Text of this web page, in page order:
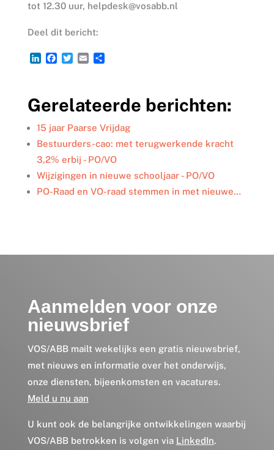
tot 12.30 uur, helpdesk@vosabb.nl
Deel dit bericht:
L
e
d
I
n
F
b
o
o
k
T
t
e
r
E
l
D
n
Gerelateerde berichten:
15 jaar Paarse Vrijdag
Bestuurders-cao: met terugwerkende kracht
3,2% erbij - PO/VO
Wijzigingen in nieuwe schooljaar - PO/VO
PO-Raad en VO-raad stemmen in met nieuwe…
Aanmelden voor onze
nieuwsbrief
VOS/ABB mailt wekelijks een gratis nieuwsbrief,
met nieuws en informatie over het onderwijs,
onze diensten, bijeenkomsten en vacatures.
Meld u nu aan
U kunt ook de belangrijke ontwikkelingen waarbij
VOS/ABB betrokken is volgen via LinkedIn.